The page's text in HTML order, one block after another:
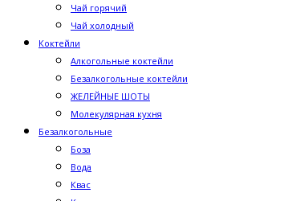
Чай горячий
Чай холодный
Коктейли
Алкогольные коктейли
Безалкогольные коктейли
ЖЕЛЕЙНЫЕ ШОТЫ
Молекулярная кухня
Безалкогольные
Боза
Вода
Квас